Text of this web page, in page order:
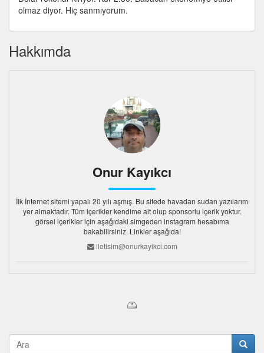
olmaz diyor. Hiç sanmıyorum.
Hakkımda
Onur Kayıkcı
İlk İnternet sitemi yapalı 20 yılı aşmış. Bu sitede havadan sudan yazılarım
yer almaktadır. Tüm içerikler kendime ait olup sponsorlu içerik yoktur.
görsel içerikler için aşağıdaki simgeden instagram hesabıma
bakabilirsiniz. Linkler aşağıda!
iletisim@onurkayikci.com